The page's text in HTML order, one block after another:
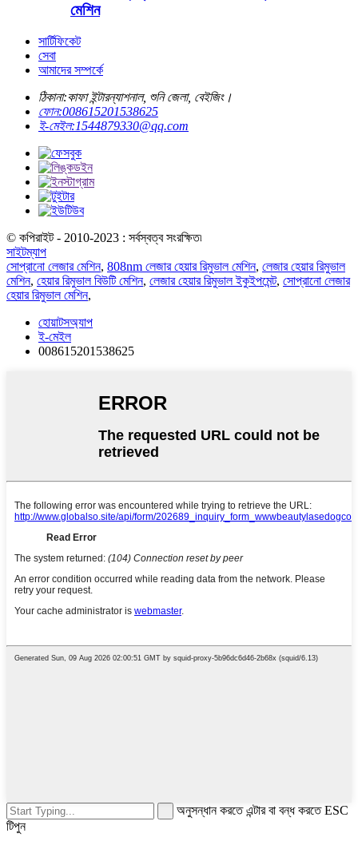
মেশিন
সার্টিফিকেট
সেবা
আমাদের সম্পর্কে
ঠিকানা:কাফা ইন্টারন্যাশনাল, শুনি জেলা, বেইজিং।
ফোন:008615201538625
ই-মেইল:1544879330@qq.com
© কপিরাইট - 2010-2023 : সর্বস্বত্ব সংরক্ষিত৷
সাইটম্যাপ
সোপ্রানো লেজার মেশিন, 808nm লেজার হেয়ার রিমুভাল মেশিন, লেজার হেয়ার রিমুভাল
মেশিন, হেয়ার রিমুভাল বিউটি মেশিন, লেজার হেয়ার রিমুভাল ইকুইপমেন্ট, সোপ্রানো লেজার
হেয়ার রিমুভাল মেশিন,
হোয়াটসঅ্যাপ
ই-মেইল
008615201538625
অনুসন্ধান করতে এন্টার বা বন্ধ করতে ESC
টিপুন